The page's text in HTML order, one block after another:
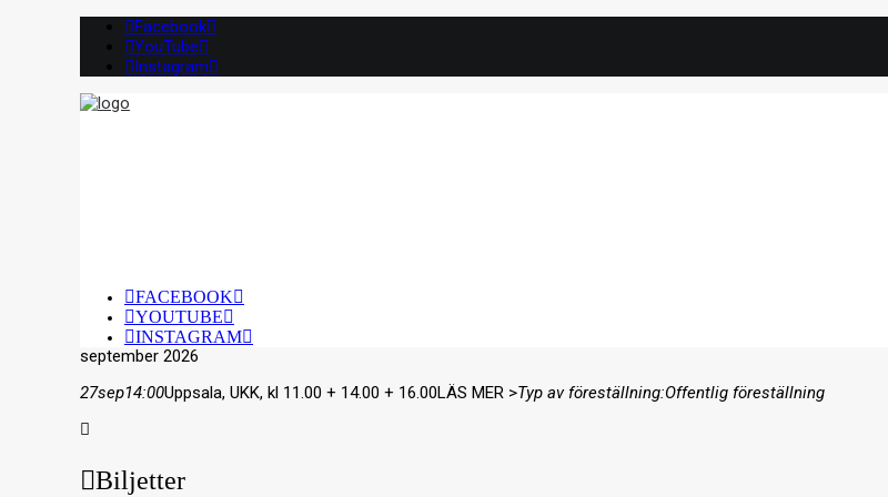
Facebook
YouTube
Instagram
FACEBOOK
YOUTUBE
INSTAGRAM
september 2026
27sep14:00Uppsala, UKK, kl 11.00 + 14.00 + 16.00LÄS MER >Typ av föreställning:Offentlig föreställning
Biljetter